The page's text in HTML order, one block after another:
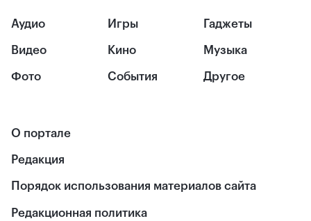
Аудио
Видео
Фото
Игры
Кино
События
Гаджеты
Музыка
Другое
О портале
Редакция
Порядок использования материалов сайта
Редакционная политика